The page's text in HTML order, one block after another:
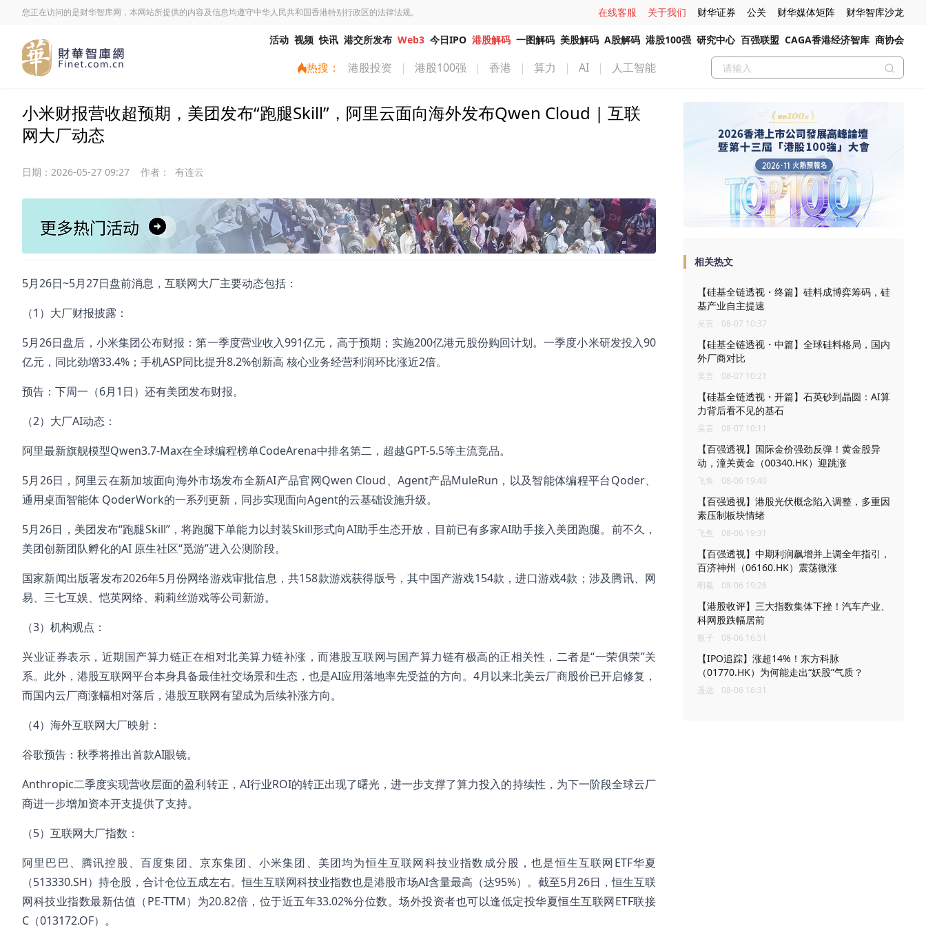
您正在访问的是财华智库网，本网站所提供的内容及信息均遵守中华人民共和国香港特别行政区的法律法规。 在线客服 关于我们 财华证券 公关 财华媒体矩阵 财华智库沙龙
活动 视频 快讯 港交所发布 Web3 今日IPO 港股解码 一图解码 美股解码 A股解码 港股100强 研究中心 百强联盟 CAGA香港经济智库 商协会
热搜： 港股投资 | 港股100强 | 香港 | 算力 | AI | 人工智能
小米财报营收超预期，美团发布“跑腿Skill”，阿里云面向海外发布Qwen Cloud | 互联
网大厂动态
日期： 2026-05-27 09:27 作者： 有连云
5月26日~5月27日盘前消息，互联网大厂主要动态包括：
（1）大厂财报披露：
5月26日盘后，小米集团公布财报：第一季度营业收入991亿元，高于预期；实施200亿港元股份购回计划。一季度小米研发投入90
亿元，同比劲增33.4%；手机ASP同比提升8.2%创新高 核心业务经营利润环比涨近2倍。
预告：下周一（6月1日）还有美团发布财报。
（2）大厂AI动态：
阿里最新旗舰模型Qwen3.7-Max在全球编程榜单CodeArena中排名第二，超越GPT-5.5等主流竞品。
5月26日，阿里云在新加坡面向海外市场发布全新AI产品官网Qwen Cloud、Agent产品MuleRun，以及智能体编程平台Qoder、
通用桌面智能体 QoderWork的一系列更新，同步实现面向Agent的云基础设施升级。
5月26日，美团发布“跑腿Skill”，将跑腿下单能力以封装Skill形式向AI助手生态开放，目前已有多家AI助手接入美团跑腿。前不久，
美团创新团队孵化的AI 原生社区“觅游”进入公测阶段。
国家新闻出版署发布2026年5月份网络游戏审批信息，共158款游戏获得版号，其中国产游戏154款，进口游戏4款；涉及腾讯、网
易、三七互娱、恺英网络、莉莉丝游戏等公司新游。
（3）机构观点：
兴业证券表示，近期国产算力链正在相对北美算力链补涨，而港股互联网与国产算力链有极高的正相关性，二者是“一荣俱荣”关
系。此外，港股互联网平台本身具备最佳社交场景和生态，也是AI应用落地率先受益的方向。4月以来北美云厂商股价已开启修复，
而国内云厂商涨幅相对落后，港股互联网有望成为后续补涨方向。
（4）海外互联网大厂映射：
谷歌预告：秋季将推出首款AI眼镜。
Anthropic二季度实现营收层面的盈利转正，AI行业ROI的转正出现了曙光，进一步支撑了算力投入的持续性，为下一阶段全球云厂
商进一步增加资本开支提供了支持。
（5）互联网大厂指数：
阿里巴巴、腾讯控股、百度集团、京东集团、小米集团、美团均为恒生互联网科技业指数成分股，也是恒生互联网ETF华夏
（513330.SH）持仓股，合计仓位五成左右。恒生互联网科技业指数也是港股市场AI含量最高（达95%）。截至5月26日，恒生互联
网科技业指数最新估值（PE-TTM）为20.82倍，位于近五年33.02%分位数。场外投资者也可以逢低定投华夏恒生互联网ETF联接
C（013172.OF）。
相关热文
【硅基全链透视・终篇】硅料成博弈筹码，硅
基产业自主提速
吴言 08-07 10:37
【硅基全链透视・中篇】全球硅料格局，国内
外厂商对比
吴言 08-07 10:21
【硅基全链透视・开篇】石英砂到晶圆：AI算
力背后看不见的基石
吴言 08-07 10:11
【百强透视】国际金价强劲反弹！黄金股异
动，潼关黄金（00340.HK）迎跳涨
飞鱼 08-06 19:40
【百强透视】港股光伏概念陷入调整，多重因
素压制板块情绪
飞鱼 08-06 19:31
【百强透视】中期利润飙增并上调全年指引，
百济神州（06160.HK）震荡微涨
明羲 08-06 19:26
【港股收评】三大指数集体下挫！汽车产业、
科网股跌幅居前
瓶子 08-06 16:51
【IPO追踪】涨超14%！东方科脉
（01770.HK）为何能走出“妖股”气质？
遥远 08-06 16:31